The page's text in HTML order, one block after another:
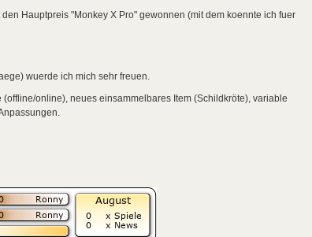
Hauptpreis "Monkey X Pro" gewonnen (mit dem koennte ich fuer
wuerde ich mich sehr freuen.
online), neues einsammelbares Item (Schildkröte), variable